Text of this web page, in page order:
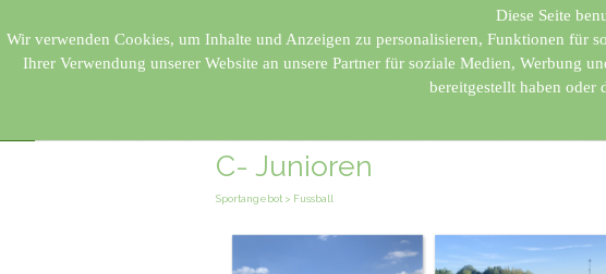
Diese Seite
Wir verwenden Cookies, um Inhalte und Anzeigen zu personalisieren, Funktionen für
Ihrer Verwendung unserer Website an unsere Partner für soziale Medien, Werbung
bereitgestellt haben oder
Bargfelder
C- Junioren
Sportangebot > Fussball